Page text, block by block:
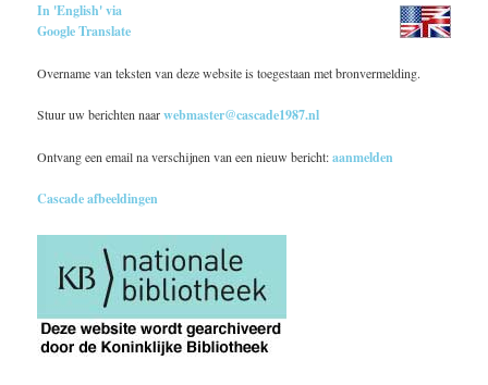
In 'English' via
Google Translate
Overname van teksten van deze website is toegestaan met bronvermelding.
Stuur uw berichten naarwebmaster@cascade1987.nl
Ontvang een email na verschijnen van een nieuw bericht:aanmelden
Cascade afbeeldingen